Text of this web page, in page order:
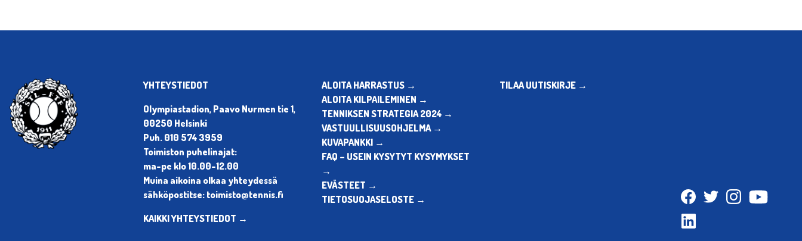
YHTEYSTIEDOT
Olympiastadion, Paavo Nurmen tie 1,
00250 Helsinki
Puh. 010 574 3959
Toimiston puhelinajat:
ma-pe klo 10.00-12.00
Muina aikoina olkaa yhteydessä
sähköpostitse: toimisto@tennis.fi
KAIKKI YHTEYSTIEDOT →
ALOITA HARRASTUS →
ALOITA KILPAILEMINEN →
TENNIKSEN STRATEGIA 2024 →
VASTUULLISUUSOHJELMA →
KUVAPANKKI →
FAQ – USEIN KYSYTYT KYSYMYKSET
→
EVÄSTEET →
TIETOSUOJASELOSTE →
TILAA UUTISKIRJE →